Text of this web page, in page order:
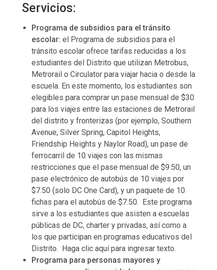
Servicios:
Programa de subsidios para el tránsito
escolar: el Programa de subsidios para el
tránsito escolar ofrece tarifas reducidas a los
estudiantes del Distrito que utilizan Metrobus,
Metrorail o Circulator para viajar hacia o desde la
escuela. En este momento, los estudiantes son
elegibles para comprar un pase mensual de $30
para los viajes entre las estaciones de Metrorail
del distrito y fronterizas (por ejemplo, Southern
Avenue, Silver Spring, Capitol Heights,
Friendship Heights y Naylor Road), un pase de
ferrocarril de 10 viajes con las mismas
restricciones que el pase mensual de $9.50, un
pase electrónico de autobús de 10 viajes por
$7.50 (solo DC One Card), y un paquete de 10
fichas para el autobús de $7.50. Este programa
sirve a los estudiantes que asisten a escuelas
públicas de DC, charter y privadas, así como a
los que participan en programas educativos del
Distrito. Haga clic aquí para ingresar texto.
Programa para personas mayores y